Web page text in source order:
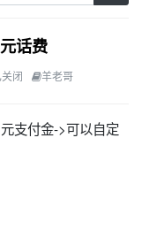
话费
闭 羊老哥
支付金->可以自定